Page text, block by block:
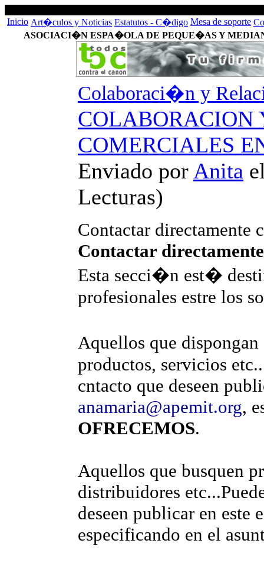
Inicio Art�culos y Noticias Estatutos - C�digo Mesa de soporte
ASOCIACI�N ESPA�OLA DE PEQUE�AS Y
Colaboraci�n y
COLABORACION
COMERCIALES
Enviado por Anita
Lecturas)
Contactar directamente
Contactar
Esta secci�n est�
profesionales estre los
Aquellos que
productos, servicios
cntacto que deseen
anamaria@apemit.org,
OFRECEMOS.
Aquellos que busquen
distribuidores
deseen publicar en este
especificando en el